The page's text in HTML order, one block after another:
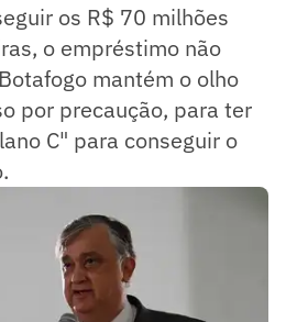
os R$ 70 milhões
o empréstimo não
mantém o olho
por precaução, para ter
C" para conseguir o